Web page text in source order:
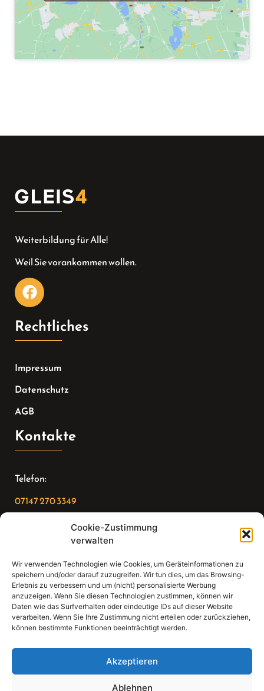
Cookie-Zustimmung
verwalten
Wir verwenden Technologien wie Cookies, um Geräteinformationen zu
speichern und/oder darauf zuzugreifen. Wir tun dies, um das Browsing-
Erlebnis zu verbessern und um (nicht) personalisierte Werbung
anzuzeigen. Wenn Sie diesen Technologien zustimmen, können wir
Daten wie das Surfverhalten oder eindeutige IDs auf dieser Website
verarbeiten. Wenn Sie Ihre Zustimmung nicht erteilen oder zurückziehen,
können bestimmte Funktionen beeinträchtigt werden.
Akzeptieren
Ablehnen
Weiterbildung für Alle!
Weil Sie vorankommen wollen.
Rechtliches
Impressum
Datenschutz
AGB
Kontakte
Telefon:
07147 270 3349
sekretariat(at)gleis4-seminarzentrum.com
Adresse:
Bahnhofstraße 21, 74343 Sachsenheim
Search